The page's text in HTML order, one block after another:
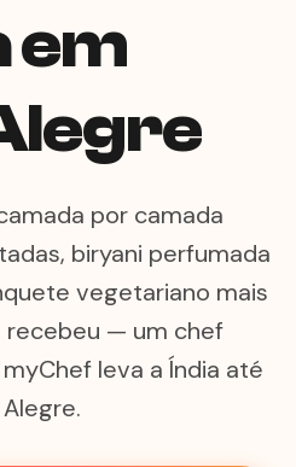
em
por camada
biryani perfumada
vegetariano mais
recebeu — um chef
leva a Índia até